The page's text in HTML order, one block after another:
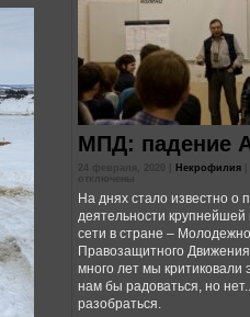
МПД: падение
24 февраля, 2020 | Некрофилия
отключены
На днях стало известно о
деятельности
сети в стране –
Правозащитного
много лет мы критиковали
нам бы радоваться, но
разобраться.